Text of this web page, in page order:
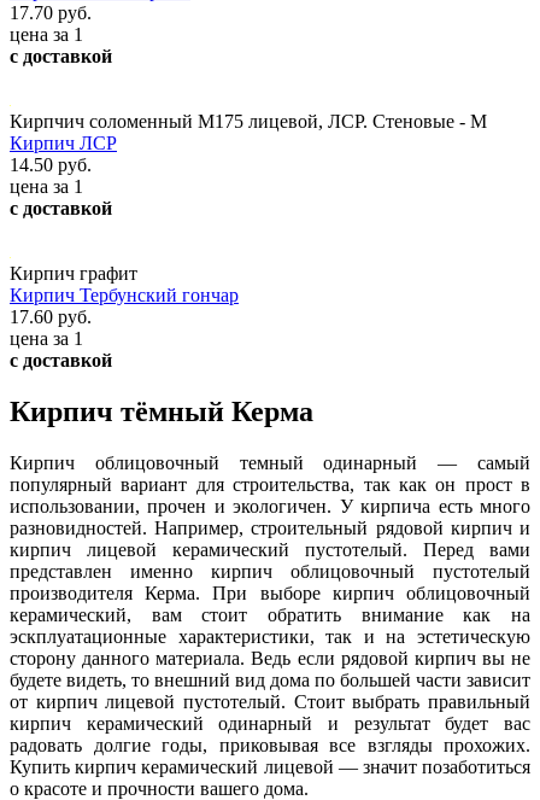
17.70 руб.
цена за 1
с доставкой
Кирпчич соломенный М175 лицевой, ЛСР. Стеновые - М
Кирпич ЛСР
14.50 руб.
цена за 1
с доставкой
Кирпич графит
Кирпич Тербунский гончар
17.60 руб.
цена за 1
с доставкой
Кирпич тёмный Керма
Кирпич облицовочный темный одинарный — самый
популярный вариант для строительства, так как он прост в
использовании, прочен и экологичен. У кирпича есть много
разновидностей. Например, строительный рядовой кирпич и
кирпич лицевой керамический пустотелый. Перед вами
представлен именно кирпич облицовочный пустотелый
производителя Керма. При выборе кирпич облицовочный
керамический, вам стоит обратить внимание как на
эскплуатационные характеристики, так и на эстетическую
сторону данного материала. Ведь если рядовой кирпич вы не
будете видеть, то внешний вид дома по большей части зависит
от кирпич лицевой пустотелый. Стоит выбрать правильный
кирпич керамический одинарный и результат будет вас
радовать долгие годы, приковывая все взгляды прохожих.
Купить кирпич керамический лицевой — значит позаботиться
о красоте и прочности вашего дома.